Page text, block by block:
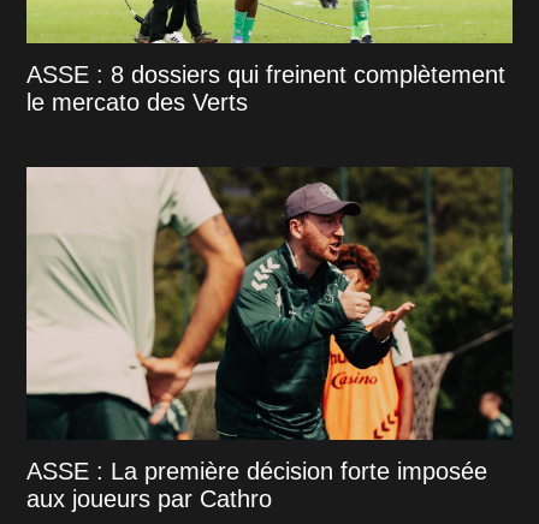
ASSE : 8 dossiers qui freinent complètement
le mercato des Verts
ASSE : La première décision forte imposée
aux joueurs par Cathro